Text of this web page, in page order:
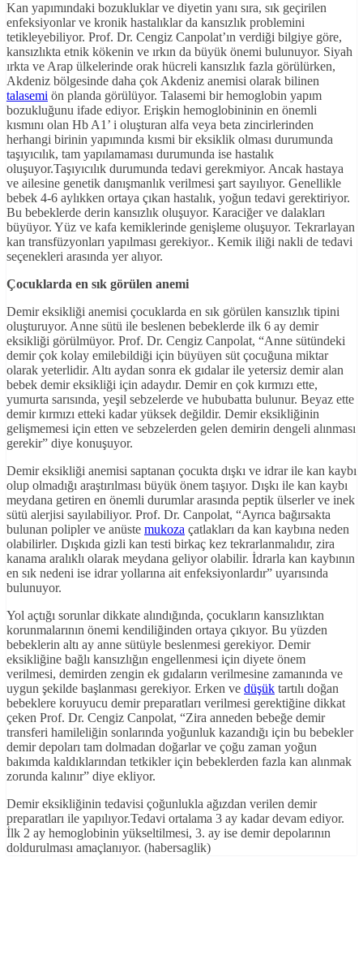
Kan yapımındaki bozukluklar ve diyetin yanı sıra, sık geçirilen
enfeksiyonlar ve kronik hastalıklar da kansızlık problemini
tetikleyebiliyor. Prof. Dr. Cengiz Canpolat’ın verdiği bilgiye göre,
kansızlıkta etnik kökenin ve ırkın da büyük önemi bulunuyor. Siyah
ırkta ve Arap ülkelerinde orak hücreli kansızlık fazla görülürken,
Akdeniz bölgesinde daha çok Akdeniz anemisi olarak bilinen
talasemi ön planda görülüyor. Talasemi bir hemoglobin yapım
bozukluğunu ifade ediyor. Erişkin hemoglobininin en önemli
kısmını olan Hb A1’ i oluşturan alfa veya beta zincirlerinden
herhangi birinin yapımında kısmi bir eksiklik olması durumunda
taşıyıcılık, tam yapılamaması durumunda ise hastalık
oluşuyor.Taşıyıcılık durumunda tedavi gerekmiyor. Ancak hastaya
ve ailesine genetik danışmanlık verilmesi şart sayılıyor. Genellikle
bebek 4-6 aylıkken ortaya çıkan hastalık, yoğun tedavi gerektiriyor.
Bu bebeklerde derin kansızlık oluşuyor. Karaciğer ve dalakları
büyüyor. Yüz ve kafa kemiklerinde genişleme oluşuyor. Tekrarlayan
kan transfüzyonları yapılması gerekiyor.. Kemik iliği nakli de tedavi
seçenekleri arasında yer alıyor.
Çocuklarda en sık görülen anemi
Demir eksikliği anemisi çocuklarda en sık görülen kansızlık tipini
oluşturuyor. Anne sütü ile beslenen bebeklerde ilk 6 ay demir
eksikliği görülmüyor. Prof. Dr. Cengiz Canpolat, “Anne sütündeki
demir çok kolay emilebildiği için büyüyen süt çocuğuna miktar
olarak yeterlidir. Altı aydan sonra ek gıdalar ile yetersiz demir alan
bebek demir eksikliği için adaydır. Demir en çok kırmızı ette,
yumurta sarısında, yeşil sebzelerde ve hububatta bulunur. Beyaz ette
demir kırmızı etteki kadar yüksek değildir. Demir eksikliğinin
gelişmemesi için etten ve sebzelerden gelen demirin dengeli alınması
gerekir” diye konuşuyor.
Demir eksikliği anemisi saptanan çocukta dışkı ve idrar ile kan kaybı
olup olmadığı araştırılması büyük önem taşıyor. Dışkı ile kan kaybı
meydana getiren en önemli durumlar arasında peptik ülserler ve inek
sütü alerjisi sayılabiliyor. Prof. Dr. Canpolat, “Ayrıca bağırsakta
bulunan polipler ve anüste mukoza çatlakları da kan kaybına neden
olabilirler. Dışkıda gizli kan testi birkaç kez tekrarlanmalıdır, zira
kanama aralıklı olarak meydana geliyor olabilir. İdrarla kan kaybının
en sık nedeni ise idrar yollarına ait enfeksiyonlardır” uyarısında
bulunuyor.
Yol açtığı sorunlar dikkate alındığında, çocukların kansızlıktan
korunmalarının önemi kendiliğinden ortaya çıkıyor. Bu yüzden
bebeklerin altı ay anne sütüyle beslenmesi gerekiyor. Demir
eksikliğine bağlı kansızlığın engellenmesi için diyete önem
verilmesi, demirden zengin ek gıdaların verilmesine zamanında ve
uygun şekilde başlanması gerekiyor. Erken ve düşük tartılı doğan
bebeklere koruyucu demir preparatları verilmesi gerektiğine dikkat
çeken Prof. Dr. Cengiz Canpolat, “Zira anneden bebeğe demir
transferi hamileliğin sonlarında yoğunluk kazandığı için bu bebekler
demir depoları tam dolmadan doğarlar ve çoğu zaman yoğun
bakımda kaldıklarından tetkikler için bebeklerden fazla kan alınmak
zorunda kalınır” diye ekliyor.
Demir eksikliğinin tedavisi çoğunlukla ağızdan verilen demir
preparatları ile yapılıyor.Tedavi ortalama 3 ay kadar devam ediyor.
İlk 2 ay hemoglobinin yükseltilmesi, 3. ay ise demir depolarının
doldurulması amaçlanıyor. (habersaglik)